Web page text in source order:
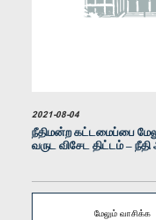
2021-08-04
நீதிமன்ற கட்டமைப்பை
வருட விசேட திட்டம் –
மேலும் வாசிக்க